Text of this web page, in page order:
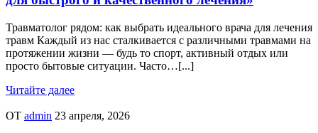
Травматолог рядом: как выбрать идеального врача для лечения
травм Каждый из нас сталкивается с различными травмами на
протяжении жизни — будь то спорт, активный отдых или
просто бытовые ситуации. Часто…[...]
Читайте далее
ОТ admin 23 апреля, 2026